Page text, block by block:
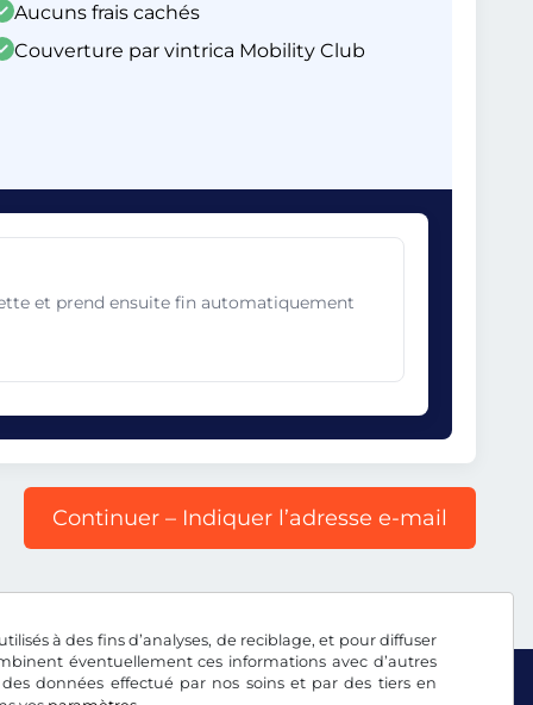
à des fins d’analyses, de reciblage, et pour diffuser
éventuellement ces informations avec d’autres
données effectué par nos soins et par des tiers en
Aucuns frais cachés
Couverture par vintrica Mobility Club
et prend ensuite fin automatiquement
Continuer – Indiquer l’adresse e-mail